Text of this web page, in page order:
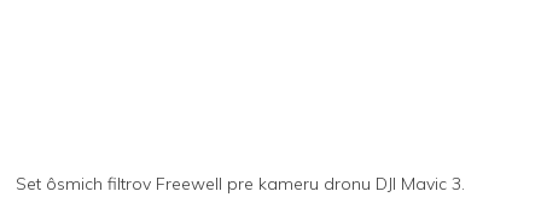
Set ôsmich filtrov Freewell pre kameru dronu DJI Mavic 3.